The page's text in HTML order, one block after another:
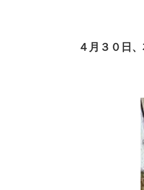
４月３０日